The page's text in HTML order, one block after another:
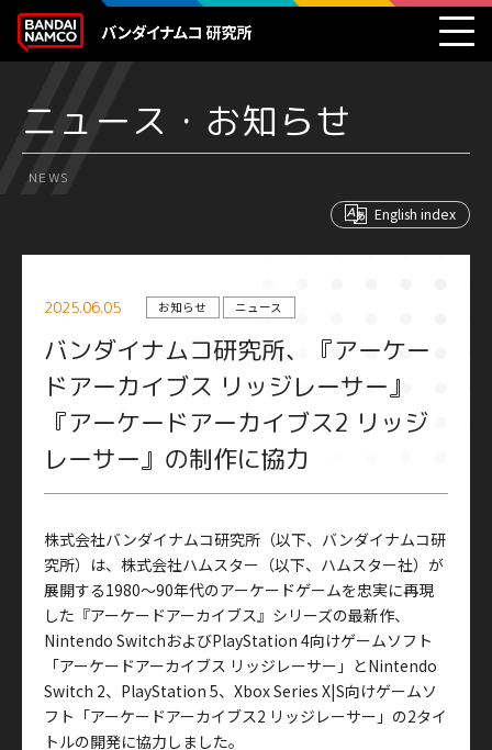
ニュース・お知らせ
NEWS
English index
2025.06.05 お知らせ ニュース
バンダイナムコ研究所、『アーケー
ドアーカイブス リッジレーサー』
『アーケードアーカイブス2 リッジ
レーサー』の制作に協力
株式会社バンダイナムコ研究所（以下、バンダイナムコ研
究所）は、株式会社ハムスター（以下、ハムスター社）が
展開する1980～90年代のアーケードゲームを忠実に再現
した『アーケードアーカイブス』シリーズの最新作、
Nintendo SwitchおよびPlayStation 4向けゲームソフト
「アーケードアーカイブス リッジレーサー」とNintendo
Switch 2、PlayStation 5、Xbox Series X|S向けゲームソ
フト「アーケードアーカイブス2 リッジレーサー」の2タイ
トルの開発に協力しました。